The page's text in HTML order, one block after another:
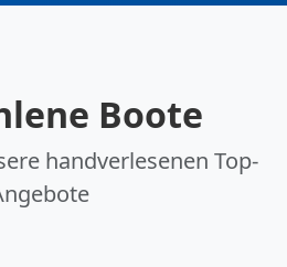
Boote
handverlesenen Top-